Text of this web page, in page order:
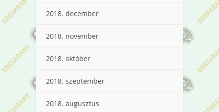
2018. december
2018. november
2018. október
2018. szeptember
2018. augusztus